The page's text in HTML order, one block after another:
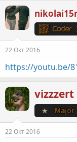
т
о
р
е
м
а
н
а
ч
а
22 Окт 2016
https://youtu.be/
vizzzert
22 Окт 2016